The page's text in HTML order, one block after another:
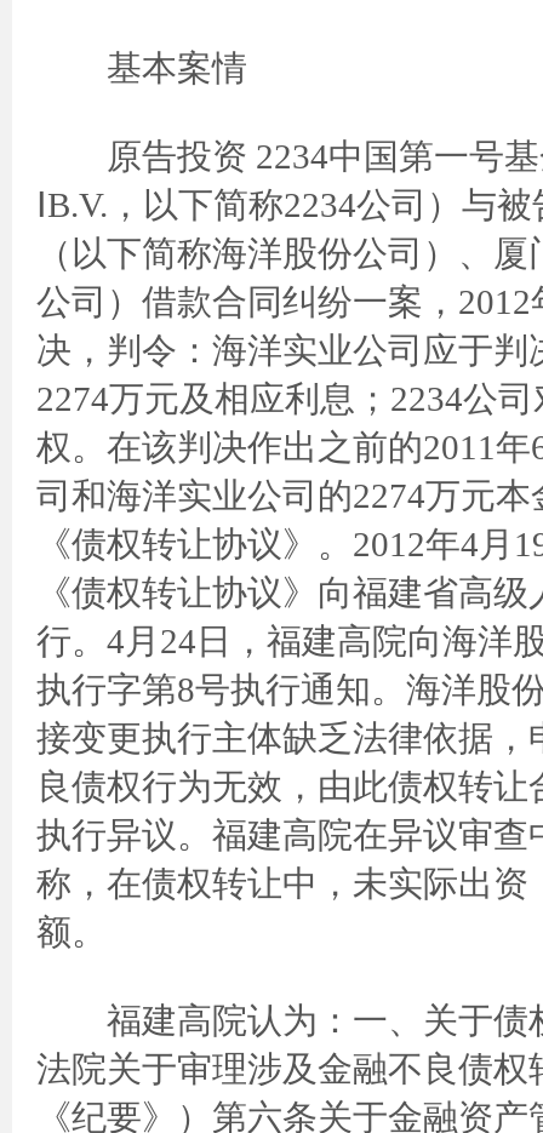
基本案情
原告投资 2234中国第一号基
ⅠB.V.，以下简称2234公司）与
（以下简称海洋股份公司）、
公司）借款合同纠纷一案，
决，判令：海洋实业公司应于
2274万元及相应利息；2234公
权。在该判决作出之前的2011
司和海洋实业公司的2274万元
《债权转让协议》。2012年4
《债权转让协议》向福建省高
行。4月24日，福建高院向海洋
执行字第8号执行通知。海洋股
接变更执行主体缺乏法律依据
良债权行为无效，由此债权转
执行异议。福建高院在异议审
称，在债权转让中，未实际出
额。
福建高院认为：一、关于债
法院关于审理涉及金融不良债
《纪要》）第六条关于金融资